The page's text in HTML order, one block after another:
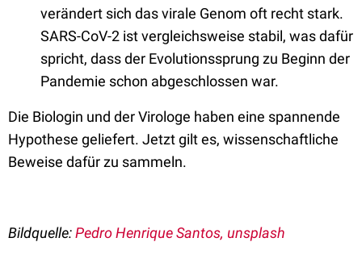
verändert sich das virale Genom oft recht stark.
SARS-CoV-2 ist vergleichsweise stabil, was dafür
spricht, dass der Evolutionssprung zu Beginn der
Pandemie schon abgeschlossen war.
Die Biologin und der Virologe haben eine spannende
Hypothese geliefert. Jetzt gilt es, wissenschaftliche
Beweise dafür zu sammeln.
Bildquelle:Pedro Henrique Santos, unsplash